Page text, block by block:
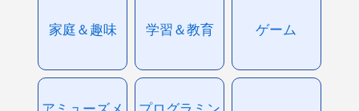
家庭＆趣味 学習＆教育 ゲーム